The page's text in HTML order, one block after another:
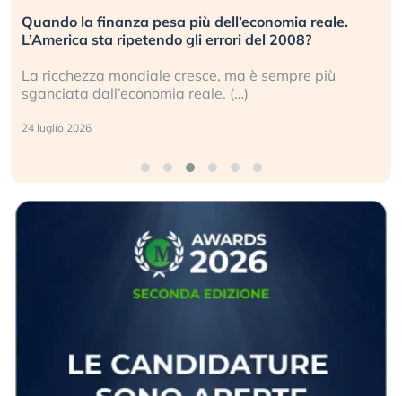
reale.
più
Russia e Cina pronti a spegnere
investitori stanno sottovalutando il
Gli investitori tech continuano a
geopolitico: il (…)